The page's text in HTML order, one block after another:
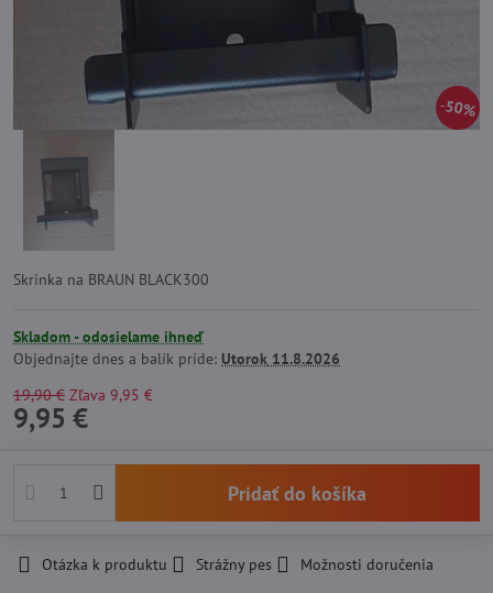
50%
Skrinka na BRAUN BLACK300
Skladom - odosielame ihneď
Objednajte dnes a balík príde: Utorok 11.8.2026
19,90 € Zľava 9,95 €
9,95 €
Pridať do košíka
Otázka k produktu Strážny pes
Možnosti doručenia